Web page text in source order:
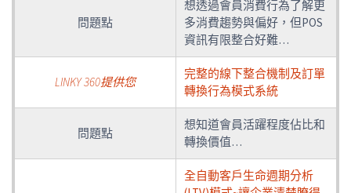
問題點
想透過會員消費行為了解更
多消費趨勢與偏好，但POS
資訊有限整合好難…
LINKY 360提供您
完整的線下整合機制及訂單
轉換行為模式系統
問題點
想知道會員活躍程度佔比和
轉換價值…
全自動客戶生命週期分析